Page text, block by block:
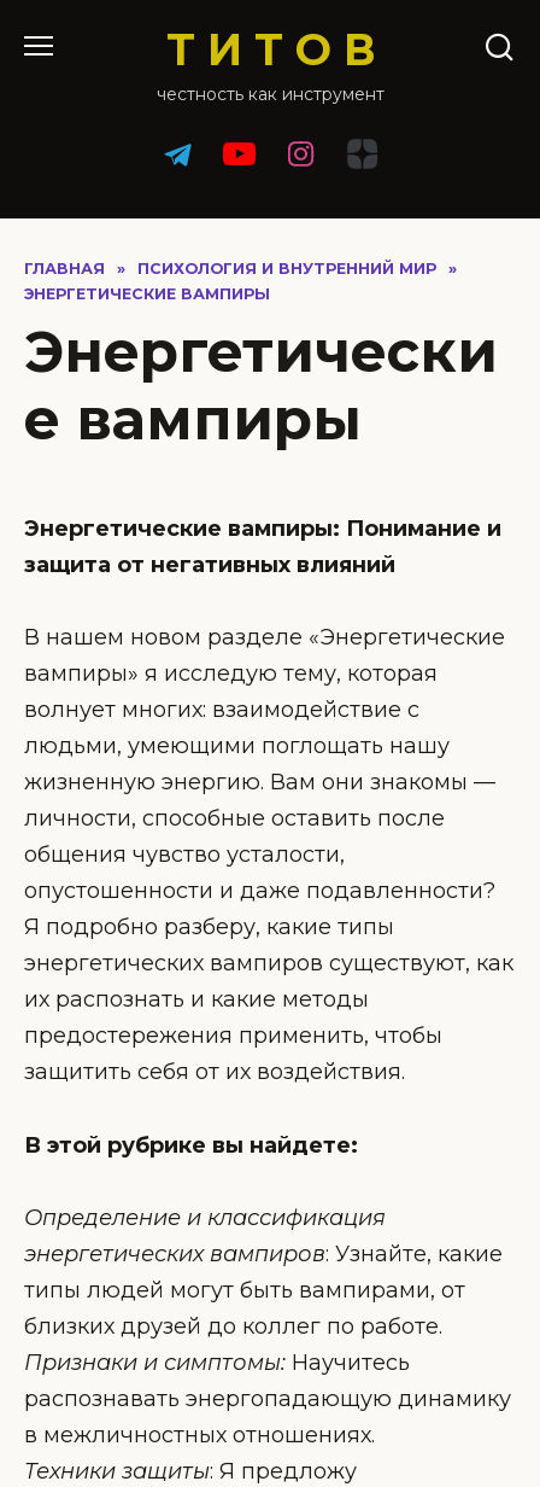
Т И Т О В
честность как инструмент
ГЛАВНАЯ » ПСИХОЛОГИЯ И ВНУТРЕННИЙ МИР
»
ЭНЕРГЕТИЧЕСКИЕ ВАМПИРЫ
Энергетически
е вампиры
Энергетические вампиры: Понимание и
защита от негативных влияний
В нашем новом разделе «Энергетические
вампиры» я исследую тему, которая
волнует многих: взаимодействие с
людьми, умеющими поглощать нашу
жизненную энергию. Вам они знакомы —
личности, способные оставить после
общения чувство усталости,
опустошенности и даже подавленности?
Я подробно разберу, какие типы
энергетических вампиров существуют, как
их распознать и какие методы
предостережения применить, чтобы
защитить себя от их воздействия.
В этой рубрике вы найдете:
Определение и классификация
энергетических вампиров: Узнайте, какие
типы людей могут быть вампирами, от
близких друзей до коллег по работе.
Признаки и симптомы: Научитесь
распознавать энергопадающую динамику
в межличностных отношениях.
Техники защиты: Я предложу